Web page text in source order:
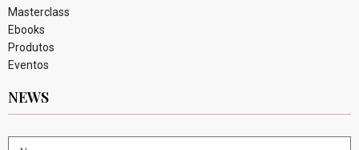
Masterclass
Ebooks
Produtos
Eventos
NEWS